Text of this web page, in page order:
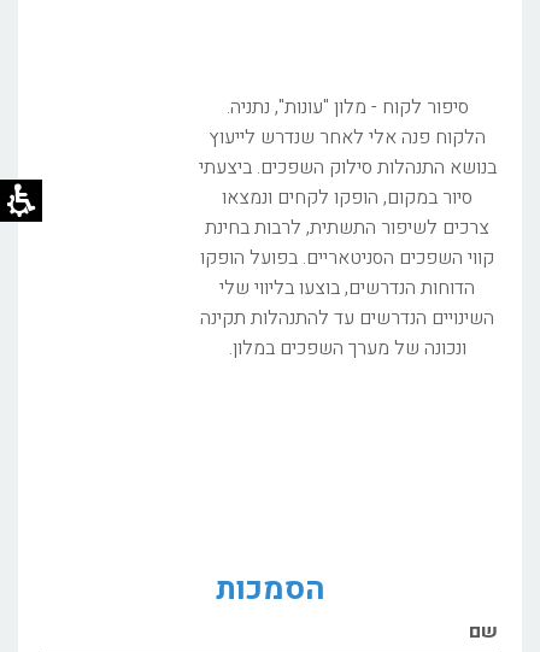
סיפור לקוח - מלון "עונות", נתניה.
הלקוח פנה אלי לאחר שנדרש לייעוץ
בנושא התנהלות סילוק השפכים. ביצעתי
סיור במקום, הופקו לקחים ונמצאו
צרכים לשיפור התשתית, לרבות בחינת
קווי השפכים הסניטאריים. בפועל הופקו
הדוחות הנדרשים, בוצעו בליווי שלי
השינויים הנדרשים עד להתנהלות תקינה
ונכונה של מערך השפכים במלון.
הסמכות
שם